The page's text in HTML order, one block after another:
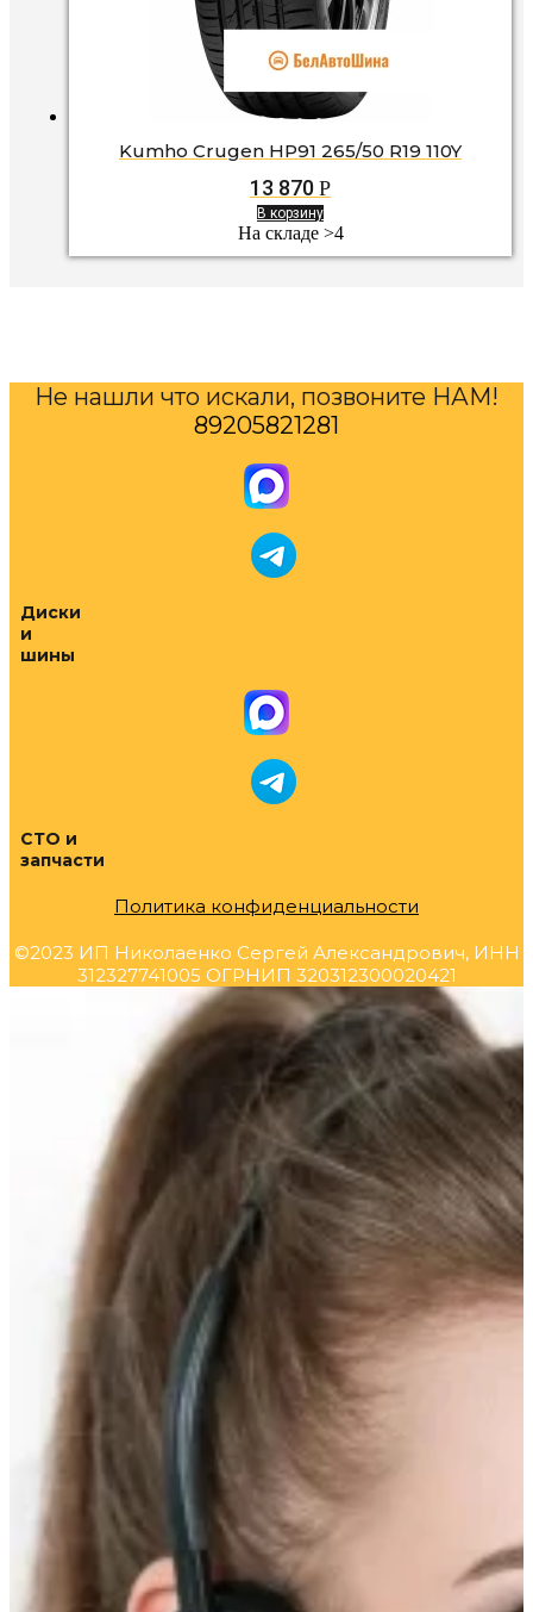
Kumho Crugen HP91 265/50 R19 110Y
13 870 Р
В корзину
На складе >4
Не нашли что искали, позвоните НАМ!
89205821281
Диски
и
шины
СТО и
запчасти
Политика конфиденциальности
©2023 ИП Николаенко Сергей Александрович, ИНН
312327741005 ОГРНИП 320312300020421